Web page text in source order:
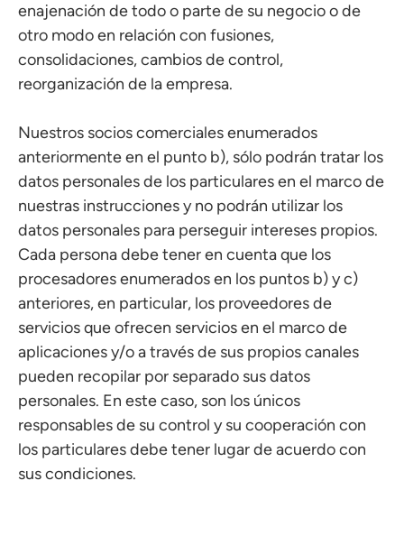
enajenación de todo o parte de su negocio o de
otro modo en relación con fusiones,
consolidaciones, cambios de control,
reorganización de la empresa.
Nuestros socios comerciales enumerados
anteriormente en el punto b), sólo podrán tratar los
datos personales de los particulares en el marco de
nuestras instrucciones y no podrán utilizar los
datos personales para perseguir intereses propios.
Cada persona debe tener en cuenta que los
procesadores enumerados en los puntos b) y c)
anteriores, en particular, los proveedores de
servicios que ofrecen servicios en el marco de
aplicaciones y/o a través de sus propios canales
pueden recopilar por separado sus datos
personales. En este caso, son los únicos
responsables de su control y su cooperación con
los particulares debe tener lugar de acuerdo con
sus condiciones.